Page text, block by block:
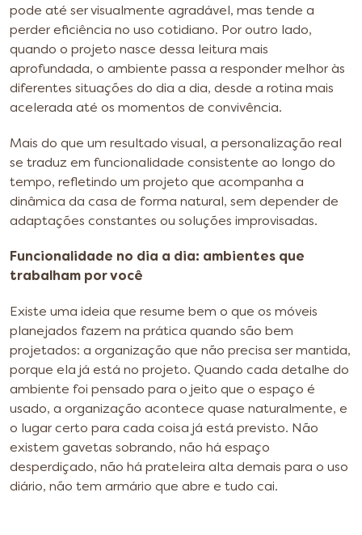
pode até ser visualmente agradável, mas tende a
perder eficiência no uso cotidiano. Por outro lado,
quando o projeto nasce dessa leitura mais
aprofundada, o ambiente passa a responder melhor às
diferentes situações do dia a dia, desde a rotina mais
acelerada até os momentos de convivência.
Mais do que um resultado visual, a personalização real
se traduz em funcionalidade consistente ao longo do
tempo, refletindo um projeto que acompanha a
dinâmica da casa de forma natural, sem depender de
adaptações constantes ou soluções improvisadas.
Funcionalidade no dia a dia: ambientes que
trabalham por você
Existe uma ideia que resume bem o que os móveis
planejados fazem na prática quando são bem
projetados: a organização que não precisa ser mantida,
porque ela já está no projeto. Quando cada detalhe do
ambiente foi pensado para o jeito que o espaço é
usado, a organização acontece quase naturalmente, e
o lugar certo para cada coisa já está previsto. Não
existem gavetas sobrando, não há espaço
desperdiçado, não há prateleira alta demais para o uso
diário, não tem armário que abre e tudo cai.